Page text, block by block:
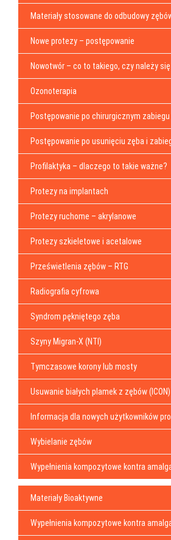
Materiały stosowane do odbudowy
Nowe protezy – postępowanie
Nowotwór – co to takiego, czy należy
Ozonoterapia
Postępowanie po chirurgicznym
Postępowanie po usunięciu zęba i
Profilaktyka – dlaczego to takie ważne?
Protezy na implantach
Protezy ruchome – akrylanowe
Protezy szkieletowe i acetalowe
Prześwietlenia zębów – RTG
Radiografia cyfrowa
Syndrom pękniętego zęba
Szyny Migran-X (NTI)
Tymczasowe korony lub mosty
Usuwanie białych plamek z zębów (ICON)
Informacja dla nowych użytkowników
Wybielanie zębów
Wypełnienia kompozytowe kontra
Materiały Bioaktywne
Wypełnienia kompozytowe kontra